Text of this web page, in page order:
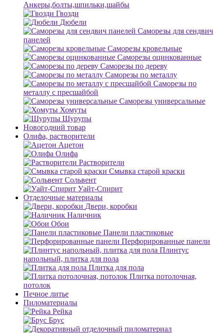
Анкеры,болты,шпильки,шайбы
Гвозди
Дюбели
Саморезы для сендвич
панелей
Саморезы кровельные
Саморезы оцинкованные
Саморезы по дереву
Саморезы по металлу
Саморезы по
металлу с пресшайбой
Саморезы универсальные
Хомуты
Шурупы
Новогодний товар
Олифа, растворители
Ацетон
Олифа
Растворители
Смывка старой краски
Сольвент
Уайт-Спирит
Отделочные материалы
Двери, коробки
Наличник
Обои
Панели пластиковые
Перфорированные панели
Плинтус
напольный, плитка для пола
Плитка для пола
Плитка потолочная,
потолок
Печное литье
Пиломатериалы
Рейка
Брус